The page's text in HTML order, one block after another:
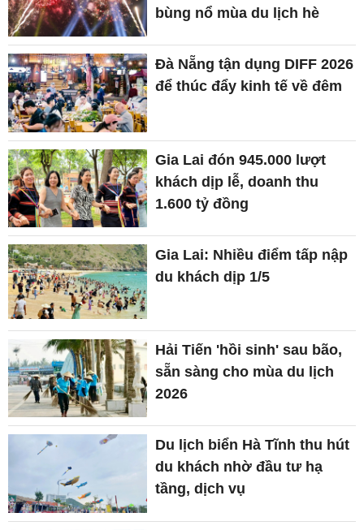
bùng nổ mùa du lịch hè
Đà Nẵng tận dụng DIFF 2026
để thúc đẩy kinh tế về đêm
Gia Lai đón 945.000 lượt
khách dịp lễ, doanh thu
1.600 tỷ đồng
Gia Lai: Nhiều điểm tấp nập
du khách dịp 1/5
Hải Tiến 'hồi sinh' sau bão,
sẵn sàng cho mùa du lịch
2026
Du lịch biển Hà Tĩnh thu hút
du khách nhờ đầu tư hạ
tầng, dịch vụ